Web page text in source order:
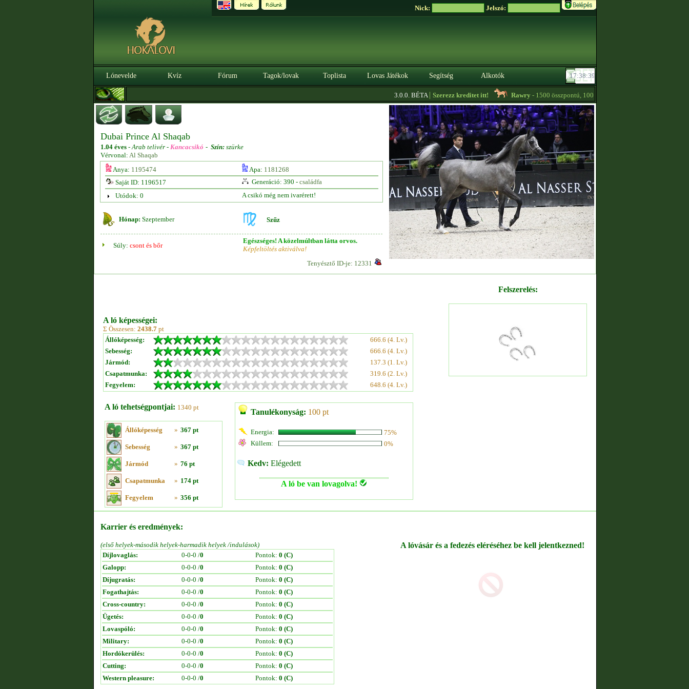
Nick: Jelszó:
Lónevelde Kvíz Fórum Tagok/lovak Toplista Lovas Játékok Segítség Alkotók
3.0.0. BÉTA|Szerezz kreditet itt! Rawry- 1500 összpontú, 1000 thp feletti kancacsikókat vennék! -
Dubai Prince Al Shaqab
1.04 éves -Arab telivér - Kancacsikó - Szín: szürke
Vérvonal: Al Shaqab
Anya: 1195474 Apa: 1181268
Saját ID: 1196517
Generáció: 390 - családfa
Utódok: 0
A csikó még nem ivarérett!
Hónap: Szeptember Szűz
Súly: csont és bőr
Egészséges! A közelmúltban látta orvos.
Képfeltöltés aktiválva!
Tenyésztő ID-je: 12331
A ló képességei:
Σ Összesen: 2438.7 pt
Állóképesség:
666.6 (4. Lv.)
Sebesség:
666.6 (4. Lv.)
Jármód:
137.3 (1. Lv.)
Csapatmunka:
319.6 (2. Lv.)
Fegyelem:
648.6 (4. Lv.)
A ló tehetségpontjai: 1340 pt
Állóképesség » 367 pt
Sebesség » 367 pt
Jármód » 76 pt
Csapatmunka » 174 pt
Fegyelem » 356 pt
Tanulékonyság: 100 pt
Energia:
75%
Küllem:
0%
Kedv: Elégedett
A ló be van lovagolva!
Felszerelés:
Karrier és eredmények:
(első helyek-második helyek-harmadik helyek /indulások)
Díjlovaglás:
0-0-0 /0 Pontok: 0 (C)
Galopp:
0-0-0 /0 Pontok: 0 (C)
Díjugratás:
0-0-0 /0 Pontok: 0 (C)
Fogathajtás:
0-0-0 /0 Pontok: 0 (C)
Cross-country:
0-0-0 /0 Pontok: 0 (C)
Ügetés:
0-0-0 /0 Pontok: 0 (C)
Lovaspóló:
0-0-0 /0 Pontok: 0 (C)
Military:
0-0-0 /0 Pontok: 0 (C)
Hordókerülés:
0-0-0 /0 Pontok: 0 (C)
Cutting:
0-0-0 /0 Pontok: 0 (C)
Western pleasure:
0-0-0 /0 Pontok: 0 (C)
A lóvásár és a fedezés eléréséhez be kell jelentkezned!